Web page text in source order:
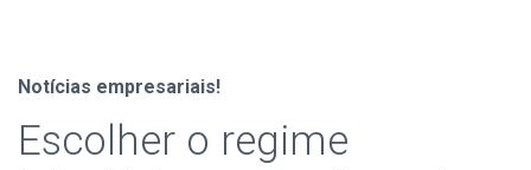
Notícias empresariais!
Escolher o regime